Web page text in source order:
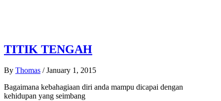
TITIK TENGAH
By Thomas / January 1, 2015
Bagaimana kebahagiaan diri anda mampu dicapai dengan
kehidupan yang seimbang